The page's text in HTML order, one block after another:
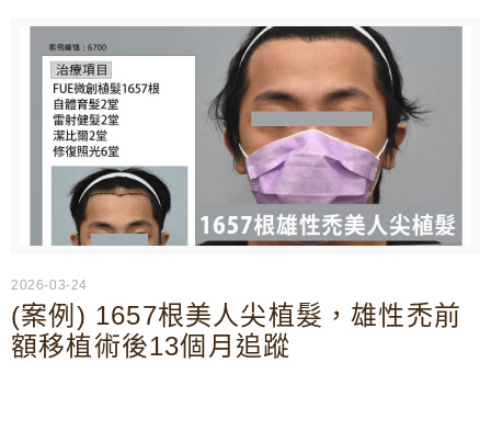
2026-03-24
(案例) 1657根美人尖植髮，雄性禿前
額移植術後13個月追蹤